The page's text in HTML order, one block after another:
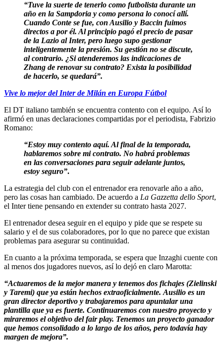
“Tuve la suerte de tenerlo como futbolista durante un
año en la Sampdoria y como persona lo conocí allí.
Cuando Conte se fue, con Ausilio y Baccin fuimos
directos a por él. Al principio pagó el precio de pasar
de la Lazio al Inter, pero luego supo gestionar
inteligentemente la presión. Su gestión no se discute,
al contrario. ¿Si atenderemos las indicaciones de
Zhang de renovar su contrato? Exista la posibilidad
de hacerlo, se quedará”.
Vive lo mejor del Inter de Milán en Europa Fútbol
El DT italiano también se encuentra contento con el equipo. Así lo
afirmó en unas declaraciones compartidas por el periodista, Fabrizio
Romano:
“Estoy muy contento aquí. Al final de la temporada,
hablaremos sobre mi contrato. No habrá problemas
en las conversaciones para seguir adelante juntos,
estoy seguro”.
La estrategia del club con el entrenador era renovarle año a año,
pero las cosas han cambiado. De acuerdo a La Gazzetta dello Sport,
el Inter tiene pensando en extender su contrato hasta 2027.
El entrenador desea seguir en el equipo y pide que se respete su
salario y el de sus colaboradores, por lo que no parece que existan
problemas para asegurar su continuidad.
En cuanto a la próxima temporada, se espera que Inzaghi cuente con
al menos dos jugadores nuevos, así lo dejó en claro Marotta:
“Actuaremos de la mejor manera y tenemos dos fichajes (Zielinski
y Taremi) que ya están hechos extraoficialmente. Ausilio es un
gran director deportivo y trabajaremos para apuntalar una
plantilla que ya es fuerte. Continuaremos con nuestro proyecto y
miraremos el objetivo del fair play. Tenemos un proyecto ganador
que hemos consolidado a lo largo de los años, pero todavía hay
margen de mejora”.